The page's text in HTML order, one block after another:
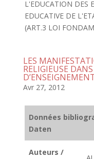
L'EDUCATION DES
EDUCATIVE DE
(ART.3 LOI
LES
RELIGIEUSE
Avr 27, 2012
Données
Daten
Auteurs /